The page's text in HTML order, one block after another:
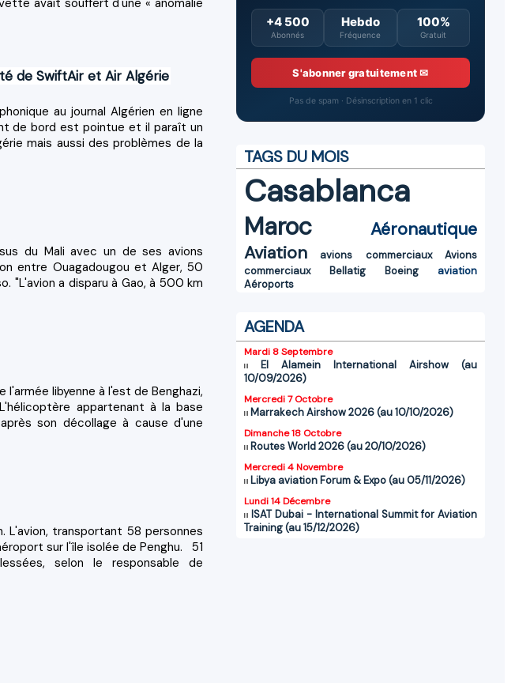
avait souffert d'une « anomalie
de SwiftAir et Air Algérie
au journal Algérien en ligne
de bord est pointue et il paraît un
mais aussi des problèmes de la
du Mali avec un de ses avions
entre Ouagadougou et Alger, 50
"L'avion a disparu à Gao, à 500 km
libyenne à l'est de Benghazi,
appartenant à la base
son décollage à cause d'une
L'avion, transportant 58 personnes
sur l'île isolée de Penghu. 51
selon le responsable de
+4 500
Abonnés
Hebdo
Fréquence
100%
Gratuit
S'abonner gratuitement ✉
Pas de spam · Désinscription en 1 clic
TAGS DU MOIS
Casablanca
Maroc
Aéronautique
Aviation
avions commerciaux
Avions
commerciaux
Bellatig Boeing
aviation
Aéroports
AGENDA
Mardi 8 Septembre
El Alamein International Airshow (au
10/09/2026)
Mercredi 7 Octobre
Marrakech Airshow 2026 (au 10/10/2026)
Dimanche 18 Octobre
Routes World 2026 (au 20/10/2026)
Mercredi 4 Novembre
Libya aviation Forum & Expo (au 05/11/2026)
Lundi 14 Décembre
ISAT Dubai - International Summit for Aviation
Training (au 15/12/2026)